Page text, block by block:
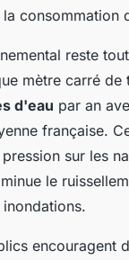
consommation
reste
mètre carré de
d'eau par an
française.
sur les
le
encouragent